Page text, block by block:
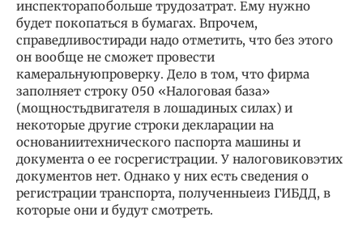
инспекторапобольше трудозатрат. Ему нужно
будет покопаться в бумагах. Впрочем,
справедливостиради надо отметить, что без этого
он вообще не сможет провести
камеральнуюпроверку. Дело в том, что фирма
заполняет строку 050 «Налоговая база»
(мощностьдвигателя в лошадиных силах) и
некоторые другие строки декларации на
основаниитехнического паспорта машины и
документа о ее госрегистрации. У налоговиковэтих
документов нет. Однако у них есть сведения о
регистрации транспорта, полученныеиз ГИБДД, в
которые они и будут смотреть.